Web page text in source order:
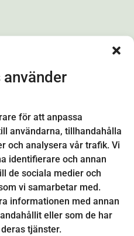
för att anpassa
användarna, tillhandahålla
och analysera vår trafik. Vi
identifierare och annan
de sociala medier och
vi samarbetar med.
informationen med annan
eller som de har
tjänster.